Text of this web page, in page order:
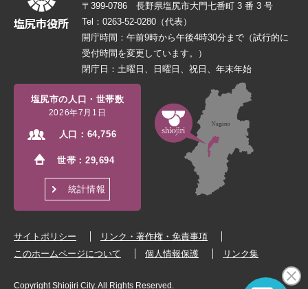
〒399-0786 長野県塩尻市大門七番町 3 番 3 号
Tel：0263-52-0280（代表）
開庁時間：午前9時から午後4時30分まで（試行的に
受付時間を変更しています。）
閉庁日：土曜日、日曜日、祝日、年末年始
塩尻市の人口・世帯数
2026年7月1日
人口： 64,756
世帯：29,694
統計情報
サイトポリシー
リンク・著作権・免責事項
このホームページについて
個人情報保護 リンク集
Copyright Shiojiri City. All Rights Reserved.